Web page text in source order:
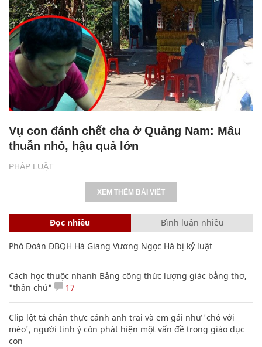
PHÁP LUẬT
Vụ con đánh chết cha ở Quảng Nam: Mâu
thuẫn nhỏ, hậu quả lớn
XEM THÊM BÀI VIẾT
Đọc nhiều Bình luận nhiều
Phó Đoàn ĐBQH Hà Giang Vương Ngọc Hà bị kỷ luật
Cách học thuộc nhanh Bảng công thức lượng giác bằng thơ,
"thần chú"
17
Clip lột tả chân thực cảnh anh trai và em gái như 'chó với
mèo', người tinh ý còn phát hiện một vấn đề trong giáo dục
con